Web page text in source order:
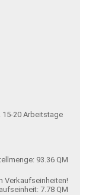
15-20 Arbeitstage
93.36 QM
Verkaufseinheiten!
7.78 QM